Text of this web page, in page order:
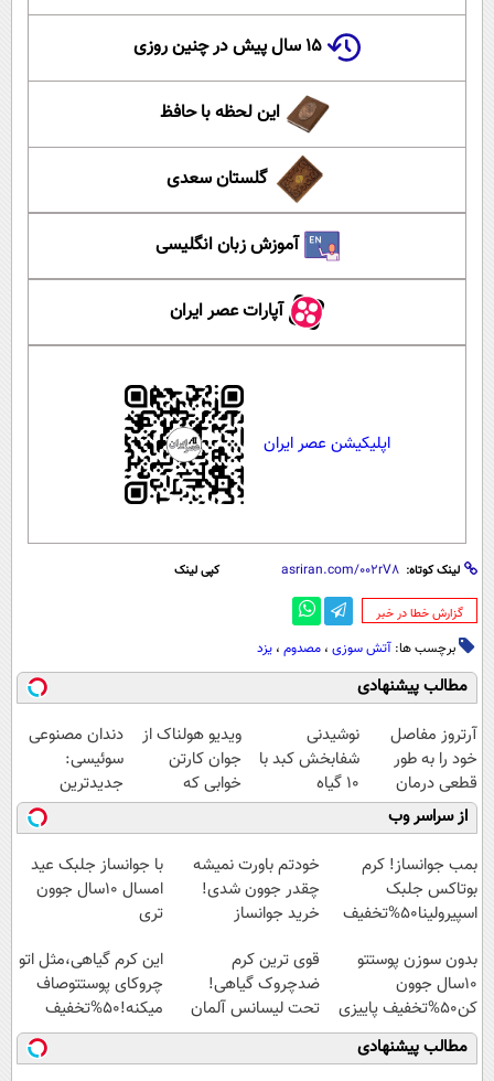
۱۵ سال پیش در چنین روزی
این لحظه با حافظ
گلستان سعدی
آموزش زبان انگلیسی
آپارات عصر ایران
اپلیکیشن عصر ایران
لینک کوتاه: کپی لینک
‌گزارش خطا در خبر
برچسب ها: آتش سوزی ، مصدوم ، یزد
مطالب پیشنهادی
آرتروز مفاصل
خود را به طور
قطعی درمان
کنید!
◗پرسش‌نامه◖
نوشیدنی
شفابخش کبد با
10 گیاه
موثر(تخفیف تا
امشب)
ویدیو هولناک از
جوان کارتن
خوابی که
میلیاردر شد.
آموزش رایگان
دندان مصنوعی
سوئیسی:
جدیدترین
فناوری اروپا،
سبک و مقاوم |
پرداخت قسطی
از سراسر وب
بمب جوانساز! کرم
بوتاکس جلبک
اسپیرولینا50%تخفیف
خودتم باورت نمیشه
چقدر جوون شدی!
خرید جوانساز
ویژه
با جوانساز جلبک عید
امسال ۱۰سال جوون
تری
بدون سوزن پوستتو
10سال جوون
کن50%تخفیف پاییزی
قوی ترین کرم
ضدچروک گیاهی!
تحت لیسانس آلمان
(40%تخفیف زمستانی)
این کرم گیاهی،مثل اتو
چروکای پوستتوصاف
میکنه!50%تخفیف
مطالب پیشنهادی